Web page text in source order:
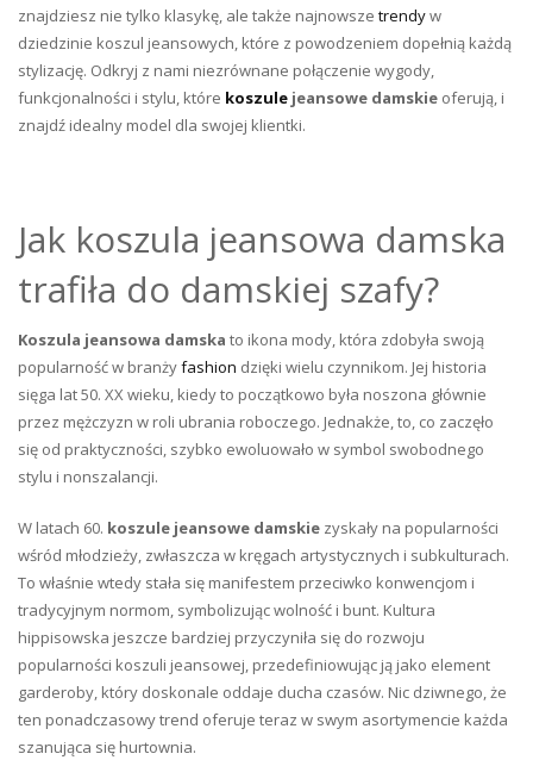
znajdziesz nie tylko klasykę, ale także najnowsze trendyw
dziedzinie koszul jeansowych, które z powodzeniem dopełnią każdą
stylizację. Odkryj z nami niezrównane połączenie wygody,
funkcjonalności i stylu, które koszule jeansowe damskie oferują, i
znajdź idealny model dla swojej klientki.
Jak koszula jeansowa damska
trafiła do damskiej szafy?
Koszula jeansowa damska to ikona mody, która zdobyła swoją
popularność w branżyfashion dzięki wielu czynnikom. Jej historia
sięga lat 50. XX wieku, kiedy to początkowo była noszona głównie
przez mężczyzn w roli ubrania roboczego. Jednakże, to, co zaczęło
się od praktyczności, szybko ewoluowało w symbol swobodnego
stylu i nonszalancji.
W latach 60. koszule jeansowe damskie zyskały na popularności
wśród młodzieży, zwłaszcza w kręgach artystycznych i subkulturach.
To właśnie wtedy stała się manifestem przeciwko konwencjom i
tradycyjnym normom, symbolizując wolność i bunt. Kultura
hippisowska jeszcze bardziej przyczyniła się do rozwoju
popularności koszuli jeansowej, przedefiniowując ją jako element
garderoby, który doskonale oddaje ducha czasów. Nic dziwnego, że
ten ponadczasowy trend oferuje teraz w swym asortymencie każda
szanująca się hurtownia.